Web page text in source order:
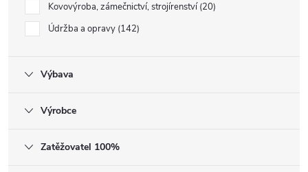
Kovovýroba, zámečnictví, strojírenství 20
Údržba a opravy 142
Výbava
Výrobce
Zatěžovatel 100%